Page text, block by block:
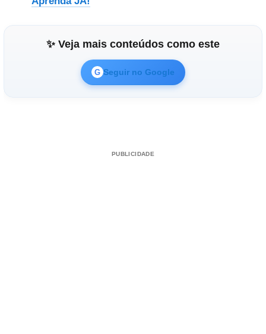
✨ Veja mais conteúdos como este
G Seguir no Google
PUBLICIDADE